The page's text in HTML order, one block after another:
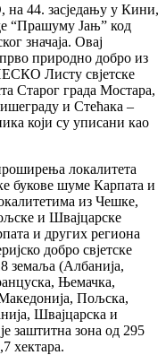
44. засједању у Кини,
“Прашуму Јањ” код
значаја. Овај
природно добро из
Листу свјетске
Старог града Мостара,
и Стећака –
који су уписани као
локалитета
букове шуме Карпата и
из Чешке,
и Швајцарске
и других региона
добро свјетске
земаља (Албанија,
Њемачка,
Пољска,
Швајцарска и
заштитна зона од 295
хектара.